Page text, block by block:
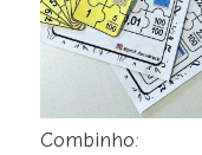
Combinho: